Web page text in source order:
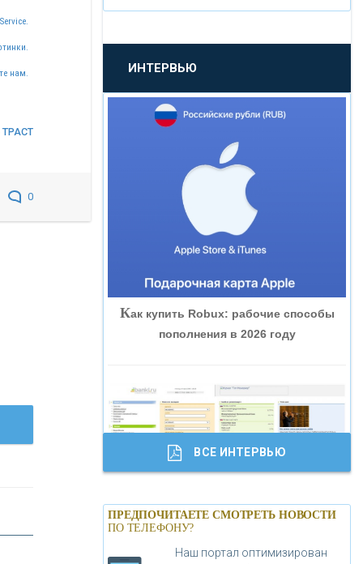
нам.
ТРАСТ
0
«ПРОМСВЯЗЬБАНК»
«НОВИКОМБАНК»
«СМП БАНК»
«ВНЕШПРОМБАНК»
«БАНК ГЛОБЭКС»
«ТРАСТ»
«ГАЗПРОМБАНК»
«МОСКОВСКИЙ КРЕДИТНЫЙ
БАНК»
ИНТЕРВЬЮ
Как купить Robux: рабочие способы
пополнения в 2026 году
Банки.ру обновил логотип впервые за
19 лет - «Лента новостей»
ВСЕ ИНТЕРВЬЮ
ПРЕДПОЧИТАЕТЕ СМОТРЕТЬ НОВОСТИ
ПО ТЕЛЕФОНУ?
Наш портал оптимизирован